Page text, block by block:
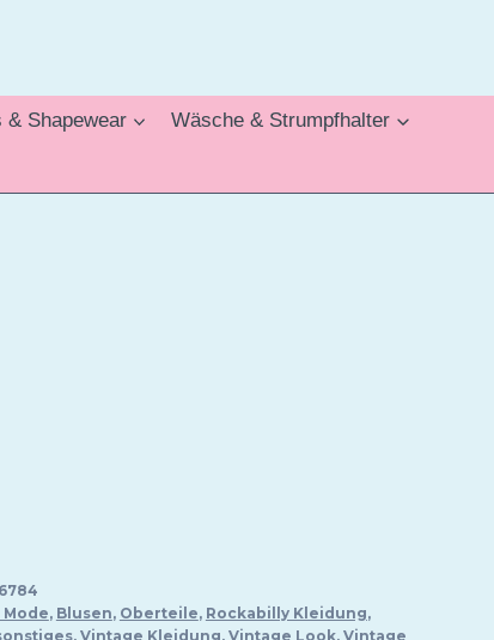
& Shapewear Wäsche & Strumpfhalter
Mode, Blusen, Oberteile, Rockabilly Kleidung,
, Vintage Kleidung, Vintage Look, Vintage